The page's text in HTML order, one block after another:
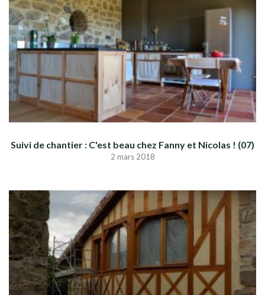
Suivi de chantier : C'est beau chez Fanny et Nicolas ! (07)
2 mars 2018